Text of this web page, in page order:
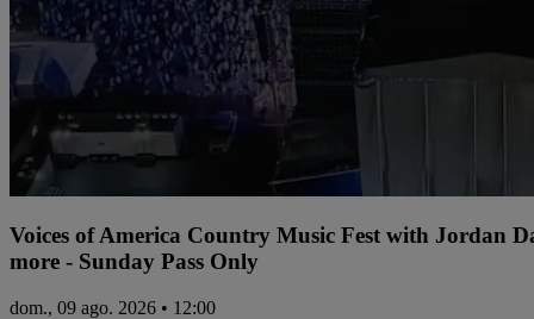
Voices of America Country Music Fest with Jordan
more - Sunday Pass Only
dom., 09 ago. 2026 • 12:00